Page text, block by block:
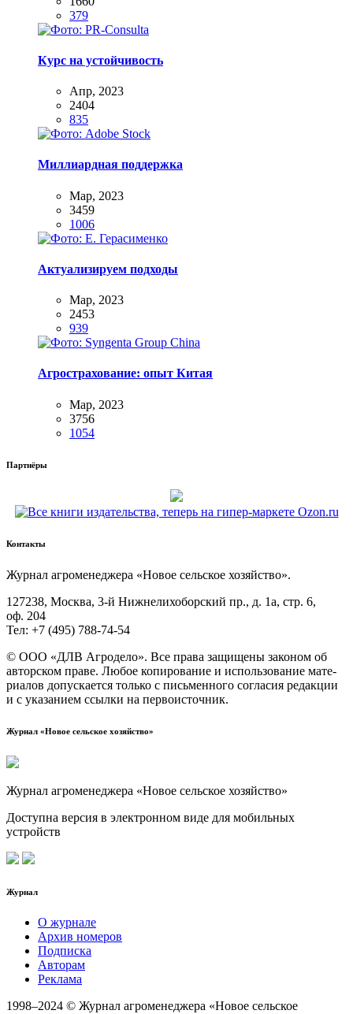
379
Курс на устойчивость
Апр, 2023
2404
835
Миллиардная поддержка
Мар, 2023
3459
1006
Актуализируем подходы
Мар, 2023
2453
939
Агрострахование: опыт Китая
Мар, 2023
3756
1054
Партнёры
Контакты
Жур­нал агро­ме­не­дже­ра «Новое сель­ское хозяйство».
127238, Москва, 3‑й Ниж­не­ли­хо­бор­ский пр., д. 1а, стр. 6,
оф. 204
Тел: +7 (495) 788‑74‑54
© ООО «ДЛВ Агро­де­ло». Все пра­ва защи­ще­ны зако­ном об
автор­ском пра­ве. Любое копи­ро­ва­ние и исполь­зо­ва­ние мате­
ри­а­лов допус­ка­ет­ся толь­ко с пись­мен­но­го согла­сия редак­ции
и с ука­за­ни­ем ссыл­ки на первоисточник.
Журнал «Новое сельское хозяйство»
Журнал агроменеджера «Новое сельское хозяйство»
Доступна версия в электронном виде для мобильных
устройств
Журнал
О журнале
Архив номеров
Подписка
Авторам
Реклама
1998–2024 © Журнал агроменеджера «Новое сельское